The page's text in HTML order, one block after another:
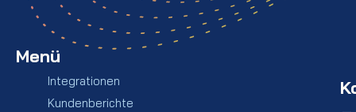
Menü
Integrationen
Kundenberichte